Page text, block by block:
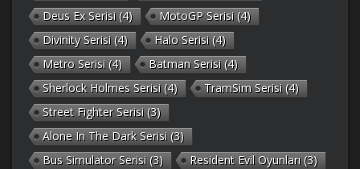
Deus Ex Serisi (4) MotoGP Serisi (4)
Divinity Serisi (4) Halo Serisi (4)
Metro Serisi (4) Batman Serisi (4)
Sherlock Holmes Serisi (4) TramSim Serisi (4)
Street Fighter Serisi (3)
Alone In The Dark Serisi (3)
Bus Simulator Serisi (3) Resident Evil Oyunları (3)